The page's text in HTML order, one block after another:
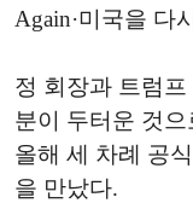
Again·미국을 다
정 회장과 트럼프
분이 두터운 것
올해 세 차례 공
을 만났다.